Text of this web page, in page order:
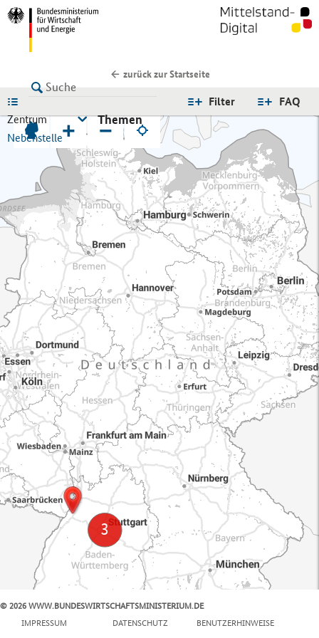
zurück zur Startseite
FAQ
Filter
Zentrum
Nebenstelle
Themen
+ −
© 2026 WWW.BUNDESWIRTSCHAFTSMINISTERIUM.DE
IMPRESSUM
DATENSCHUTZ BENUTZERHINWEISE